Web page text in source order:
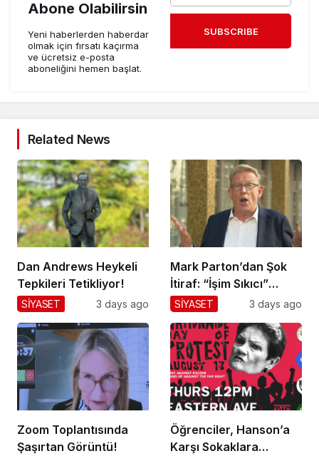
Abone Olabilirsin
Yeni haberlerden haberdar
olmak için fırsatı kaçırma
ve ücretsiz e-posta
aboneliğini hemen başlat.
SUBSCRIBE
Related News
Dan Andrews Heykeli
Tepkileri Tetikliyor!
SİYASET 3 days ago
Mark Parton’dan Şok
İtiraf: “İşim Sıkıcı”
Mesajı!
SİYASET 3 days ago
Zoom Toplantısında
Şaşırtan Görüntü!
Öğrenciler, Hanson’a
Karşı Sokaklara